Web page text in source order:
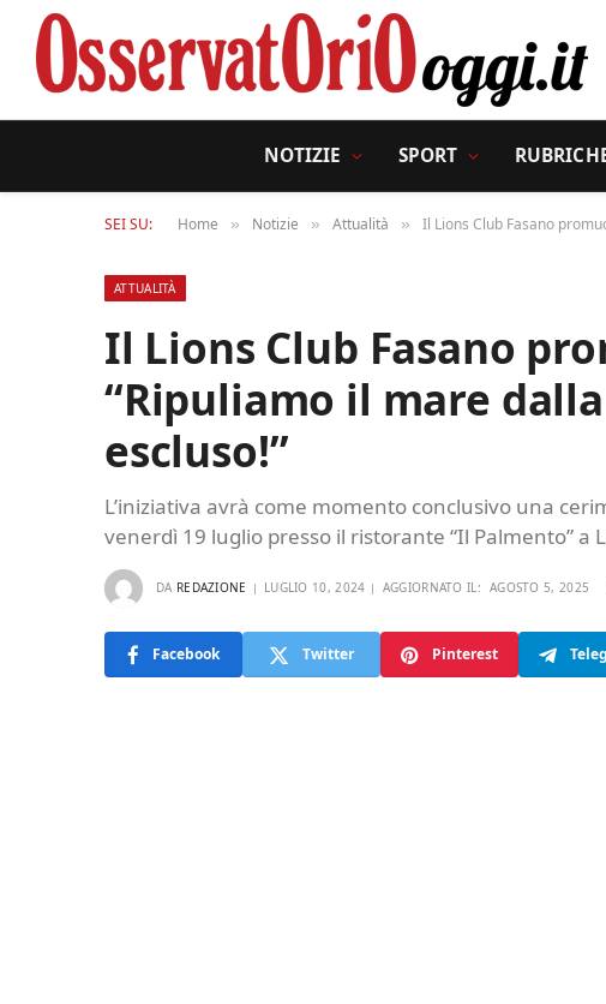
NOTIZIE SPORT
SEI SU: Home » Notizie » Attualità » Il Lions Club Fasano
ATTUALITÀ
Il Lions Club Fasano
“Ripuliamo il mare
escluso!”
L’iniziativa avrà come momento conclusivo una
venerdì 19 luglio presso il ristorante “Il Palmento” a
DA REDAZIONE LUGLIO 10, 2024 AGGIORNATO IL: AGOSTO 5, 2025
Facebook Twitter Pinterest